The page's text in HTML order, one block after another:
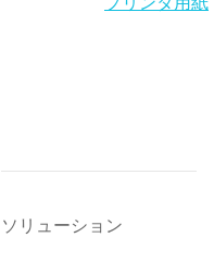
ソリューション